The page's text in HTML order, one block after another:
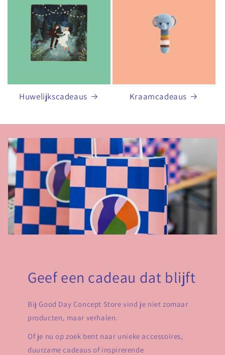
Huwelijkscadeaus Kraamcadeaus
Geef een cadeau dat blijft
Bij Good Day Concept Store vind je niet zomaar
producten, maar verhalen.
Of je nu op zoek bent naar unieke accessoires,
duurzame cadeaus of inspirerende